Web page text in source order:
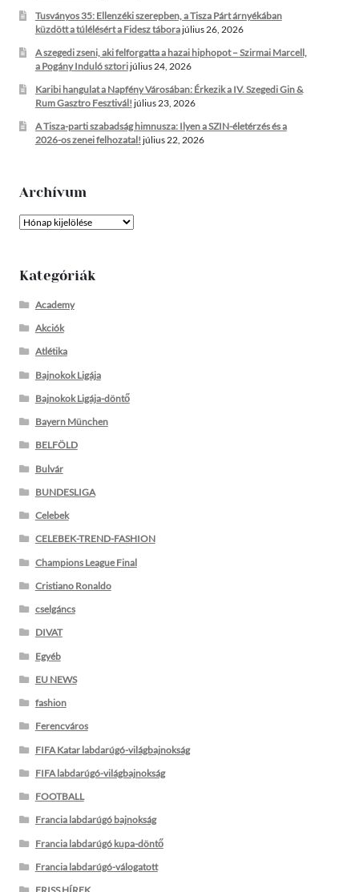
Tusványos 35: Ellenzéki szerepben, a Tisza Párt árnyékában
küzdött a túlélésért a Fidesz táborajúlius 26, 2026
A szegedi zseni, aki felforgatta a hazai hiphopot – Szirmai Marcell,
a Pogány Induló sztorijúlius 24, 2026
Karibi hangulat a Napfény Városában: Érkezik a IV. Szegedi Gin &
Rum Gasztro Fesztivál! július 23, 2026
A Tisza-parti szabadság himnusza: Ilyen a SZIN-életérzés és a
2026-os zenei felhozatal! július 22, 2026
Archívum
Archívum
Kategóriák
Academy
Akciók
Atlétika
Bajnokok Ligája
Bajnokok Ligája-döntő
Bayern München
BELFÖLD
Bulvár
BUNDESLIGA
Celebek
CELEBEK-TREND-FASHION
Champions League Final
Cristiano Ronaldo
cselgáncs
DIVAT
Egyéb
EU NEWS
fashion
Ferencváros
FIFA Katar labdarúgó-világbajnokság
FIFA labdarúgó-világbajnokság
FOOTBALL
Francia labdarúgó bajnokság
Francia labdarúgó kupa-döntő
Francia labdarúgó-válogatott